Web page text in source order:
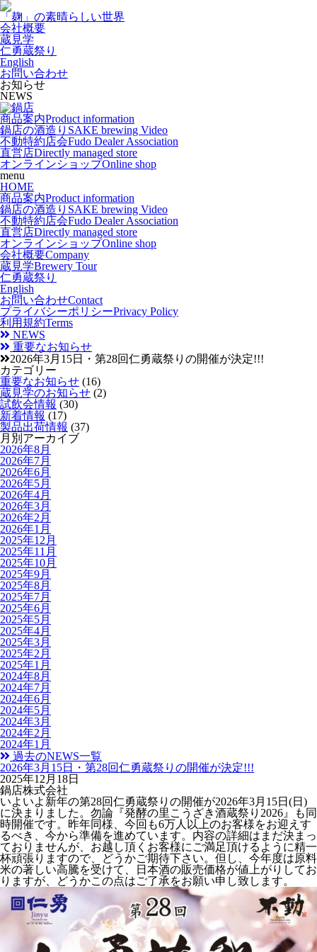
「麹」の素晴らしい世界
会社概要
蔵見学
仁勇蔵祭り
English
お問い合わせ
お知らせ
NEWS
商品案内Product information
鍋店の酒造り SAKE brewing Video
不動特約店会Fudo Dealer Association
直営店Directly managed store
オンラインショップOnline shop
menu
HOME
商品案内Product information
鍋店の酒造り SAKE brewing Video
不動特約店会Fudo Dealer Association
直営店Directly managed store
オンラインショップOnline shop
会社概要Company
蔵見学Brewery Tour
仁勇蔵祭り
English
お問い合わせContact
プライバシーポリシーPrivacy Policy
利用規約Terms
NEWS
重要なお知らせ
2026年3月15日・第28回仁勇蔵祭りの開催が決定!!!
カテゴリー
重要なお知らせ (16)
蔵見学のお知らせ (2)
試飲会情報 (30)
新着情報 (17)
製品出荷情報 (37)
月別アーカイブ
2026年8月
2026年7月
2026年6月
2026年5月
2026年4月
2026年3月
2026年2月
2026年1月
2025年12月
2025年11月
2025年10月
2025年9月
2025年8月
2025年7月
2025年6月
2025年5月
2025年4月
2025年3月
2025年2月
2025年1月
2024年8月
2024年7月
2024年6月
2024年5月
2024年3月
2024年2月
2024年1月
過去のNEWS一覧
2026年3月15日・第28回仁勇蔵祭りの開催が決定!!!
2025年12月18日
鍋店株式会社
いよいよ新年の第28回仁勇蔵祭りの開催が2026年3月15日(日)
に決まりました。勿論『発酵の里こうざき酒蔵祭り2026』も同
時開催です。昨年同様、今回も6万人以上のお客様をお迎えす
るべき、今から準備を進めています。内容の詳細はまだ決まっ
ておりませんが、お越し頂くお客様にご満足頂けるように精一
杯頑張りますので、どうかご期待下さい。但し、今年度は原料
米の著しい高騰を受けて、日本酒の販売価格が値上がりしてお
りますが、どうかこの点はご了承をお願い申し致します。